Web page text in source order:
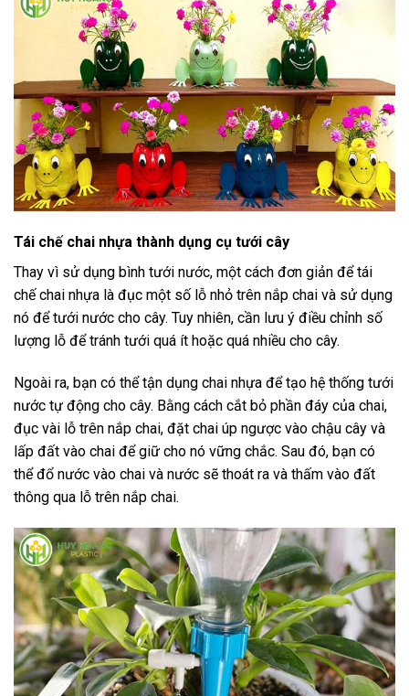
Tái chế chai nhựa thành dụng cụ tưới cây
Thay vì sử dụng bình tưới nước, một cách đơn giản để tái
chế chai nhựa là đục một số lỗ nhỏ trên nắp chai và sử dụng
nó để tưới nước cho cây. Tuy nhiên, cần lưu ý điều chỉnh số
lượng lỗ để tránh tưới quá ít hoặc quá nhiều cho cây.
Ngoài ra, bạn có thể tận dụng chai nhựa để tạo hệ thống tưới
nước tự động cho cây. Bằng cách cắt bỏ phần đáy của chai,
đục vài lỗ trên nắp chai, đặt chai úp ngược vào chậu cây và
lấp đất vào chai để giữ cho nó vững chắc. Sau đó, bạn có
thể đổ nước vào chai và nước sẽ thoát ra và thấm vào đất
thông qua lỗ trên nắp chai.